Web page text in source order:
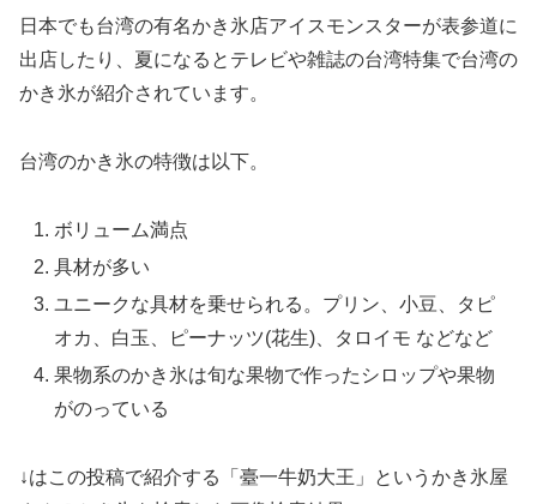
日本でも台湾の有名かき氷店アイスモンスターが表参道に
出店したり、夏になるとテレビや雑誌の台湾特集で台湾の
かき氷が紹介されています。
台湾のかき氷の特徴は以下。
ボリューム満点
具材が多い
ユニークな具材を乗せられる。プリン、小豆、タピ
オカ、白玉、ピーナッツ(花生)、タロイモ などなど
果物系のかき氷は旬な果物で作ったシロップや果物
がのっている
↓はこの投稿で紹介する「臺一牛奶大王」というかき氷屋